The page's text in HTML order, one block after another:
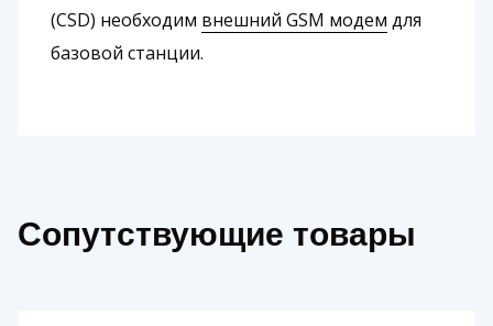
(CSD) необходим внешний GSM модем для
базовой станции.
Сопутствующие товары